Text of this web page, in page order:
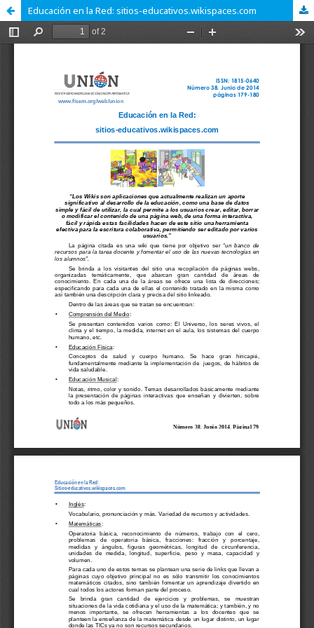
Educación en la Red: sitios-educativos.wikispaces.com